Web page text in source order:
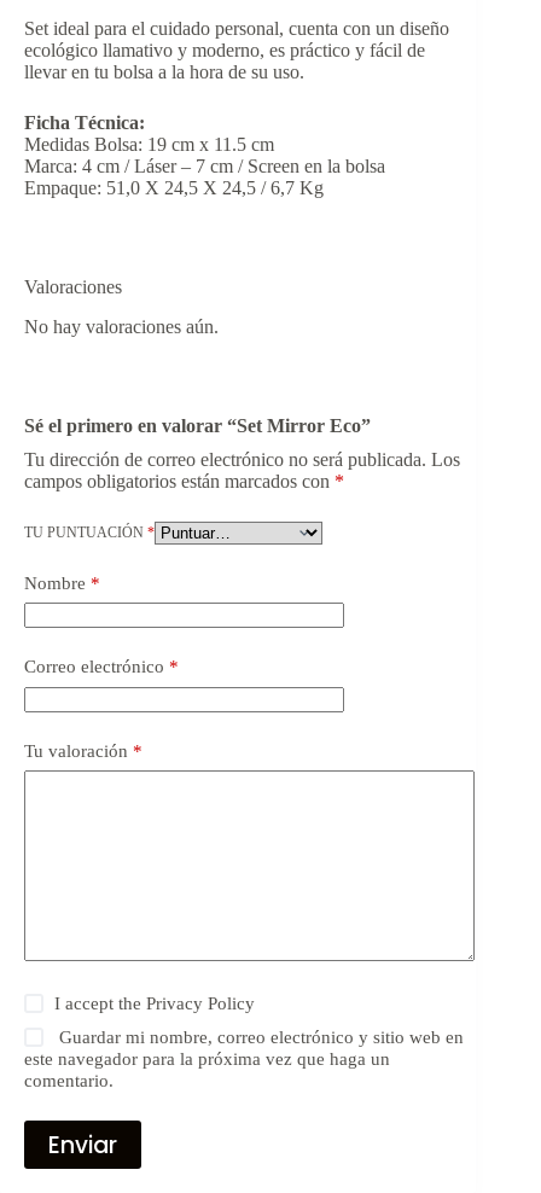
Set ideal para el cuidado personal, cuenta con un diseño
ecológico llamativo y moderno, es práctico y fácil de
llevar en tu bolsa a la hora de su uso.
Ficha Técnica:
Medidas Bolsa: 19 cm x 11.5 cm
Marca: 4 cm / Láser – 7 cm / Screen en la bolsa
Empaque: 51,0 X 24,5 X 24,5 / 6,7 Kg
Valoraciones
No hay valoraciones aún.
Sé el primero en valorar “Set Mirror Eco”
Tu dirección de correo electrónico no será publicada. Los
campos obligatorios están marcados con *
TU PUNTUACIÓN *
Nombre *
Correo electrónico *
Tu valoración *
I accept thePrivacy Policy
Guardar mi nombre, correo electrónico y sitio web en
este navegador para la próxima vez que haga un
comentario.
Enviar